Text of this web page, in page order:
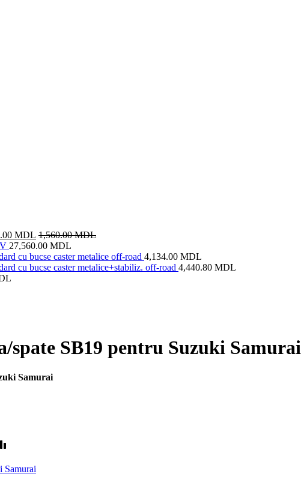
MDL 1,560.00MDL
27,560.00 MDL
cu bucse caster metalice off-road 4,134.00 MDL
cu bucse caster metalice+stabiliz. off-road 4,440.80 MDL
spate SB19 pentru Suzuki Samurai
Samurai
Samurai